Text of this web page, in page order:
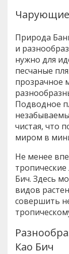
Чарующие
Природа
и
нужно для
песчаные
прозрачное
Подводное
чистая, что
миром в
Не менее
Бич. Здесь
видов
совершить
Као Бич